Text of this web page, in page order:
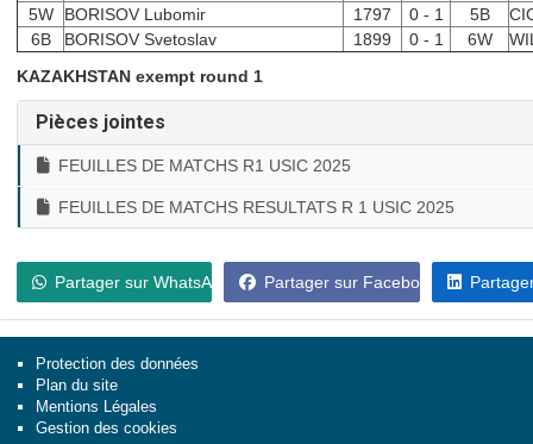
5W
BORISOV Lubomir 1797 0 - 1 5B
6B
BORISOV Svetoslav 1899 0 - 1 6W
KAZAKHSTAN exempt round 1
Pièces jointes
FEUILLES DE MATCHS R1 USIC 2025
FEUILLES DE MATCHS RESULTATS R 1 USIC 2025
Partager sur WhatsApp Partager sur Facebook
Protection des données
Plan du site
Mentions Légales
Gestion des cookies